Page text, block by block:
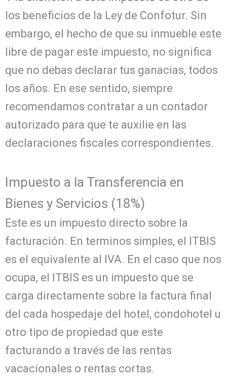
los beneficios de la Ley de Confotur. Sin
embargo, el hecho de que su inmueble este
libre de pagar este impuesto, no significa
que no debas declarar tus ganacias, todos
los años. En ese sentido, siempre
recomendamos contratar a un contador
autorizado para que te auxilie en las
declaraciones fiscales correspondientes.
Impuesto a la Transferencia en
Bienes y Servicios (18%)
Este es un impuesto directo sobre la
facturación. En terminos simples, el ITBIS
es el equivalente al IVA. En el caso que nos
ocupa, el ITBIS es un impuesto que se
carga directamente sobre la factura final
del cada hospedaje del hotel, condohotel u
otro tipo de propiedad que este
facturando a través de las rentas
vacacionales o rentas cortas.